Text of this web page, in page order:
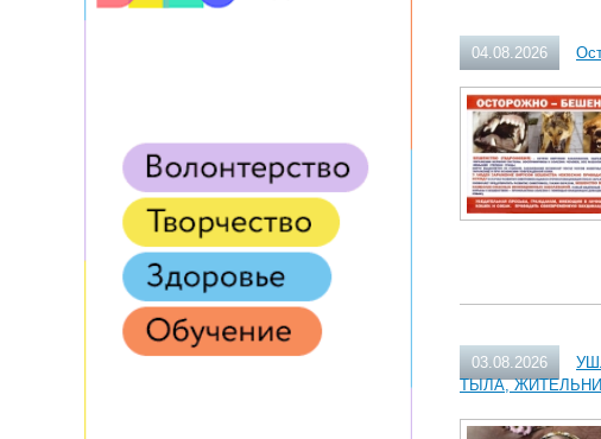
04.08.2026
03.08.2026
ТЫЛА,